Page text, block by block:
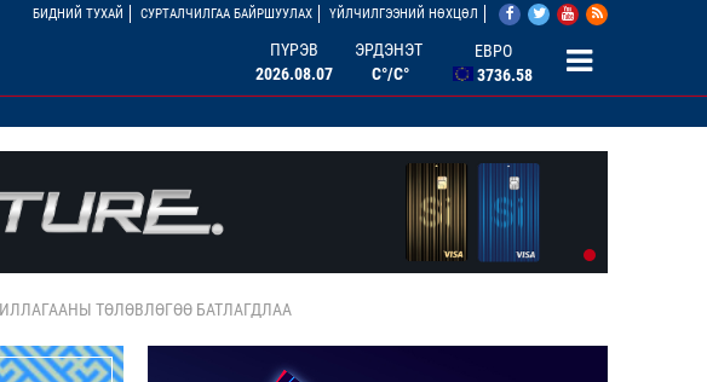
БИДНИЙ ТУХАЙ СУРТАЛЧИЛГАА БАЙРШУУЛАХ ҮЙЛЧИЛГЭЭНИЙ НӨХЦӨЛ
ПҮРЭВ
2026.08.07
ЭРДЭНЭТ
C°/C°
3527.07
ЕВРО
3736.58
БНХАУ ЮАНЬ
46.46
БНСУ ВОН
2.67
ТӨЛӨВЛӨГӨӨ БАТЛАГДЛАА